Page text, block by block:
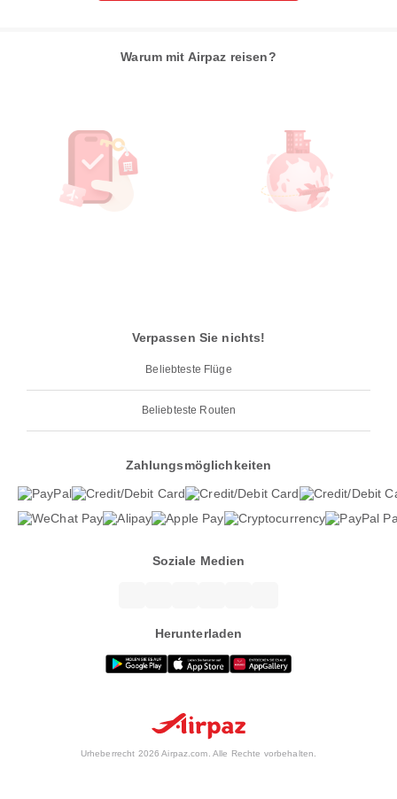
Warum mit Airpaz reisen?
Verpassen Sie nichts!
Beliebteste Flüge
Beliebteste Routen
Zahlungsmöglichkeiten
Soziale Medien
Herunterladen
Urheberrecht 2026 Airpaz.com. Alle Rechte vorbehalten.